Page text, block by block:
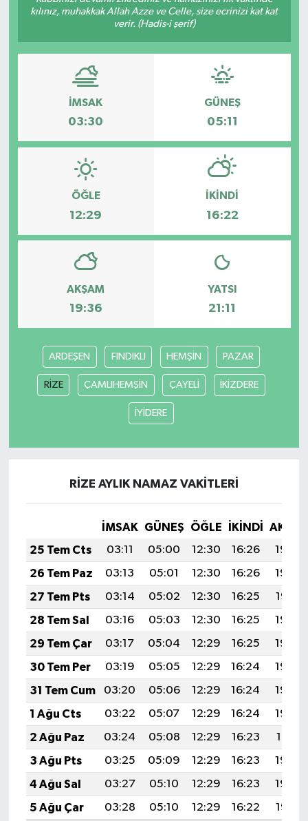
kılınız, muhakkak Allah Azze ve Celle, size ecrinizi kat kat
verir. (Hadis-i şerif)
İMSAK
03:30
GÜNEŞ
05:11
ÖĞLE
12:29
İKINDI
16:22
AKŞAM
19:36
YATSI
21:11
ARDEŞEN FINDIKLI HEMŞİN PAZAR
RİZE ÇAMLIHEMŞİN ÇAYELİ İKİZDERE
İYİDERE
RİZE AYLIK NAMAZ VAKITLERI
İMSAK GÜNEŞ ÖĞLE İKINDI
25 Tem Cts
03:11 05:00 12:30 16:26
19:49
26 Tem Paz
03:13 05:01 12:30 16:26
19:48
27 Tem Pts
03:14 05:02 12:30 16:25
19:47
28 Tem Sal
03:16 05:03 12:30 16:25
19:46
29 Tem Çar
03:17 05:04 12:29 16:25
19:45
30 Tem Per
03:19 05:05 12:29 16:24
19:44
31 Tem Cum
03:20 05:06 12:29 16:24
19:43
1 Ağu Cts
03:22 05:07 12:29 16:24
19:42
2 Ağu Paz
03:24 05:08 12:29 16:23
19:41
3 Ağu Pts
03:25 05:09 12:29 16:23
19:40
4 Ağu Sal
03:27 05:10 12:29 16:23
19:39
5 Ağu Çar
03:28 05:10 12:29 16:22
19:38